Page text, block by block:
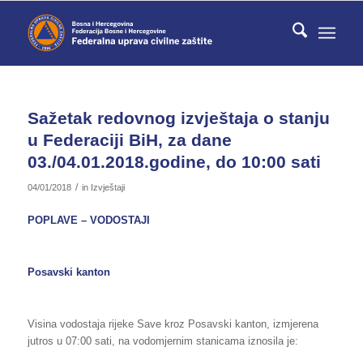
Sažetak redovnog izvještaja o stanju
u Federaciji BiH, za dane
03./04.01.2018.godine, do 10:00 sati
04/01/2018 / in Izvještaji
POPLAVE – VODOSTAJI
Posavski kanton
Visina vodostaja rijeke Save kroz Posavski kanton, izmjerena
jutros u 07:00 sati, na vodomjernim stanicama iznosila je: